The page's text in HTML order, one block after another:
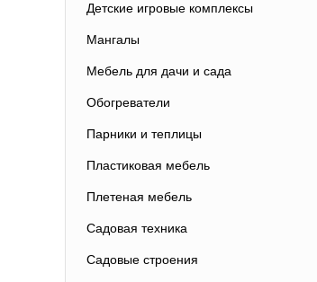
Детские игровые комплексы
Мангалы
Мебель для дачи и сада
Обогреватели
Парники и теплицы
Пластиковая мебель
Плетеная мебель
Садовая техника
Садовые строения